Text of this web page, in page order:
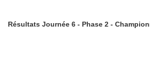
Résultats Journée 6 - Phase 2 -